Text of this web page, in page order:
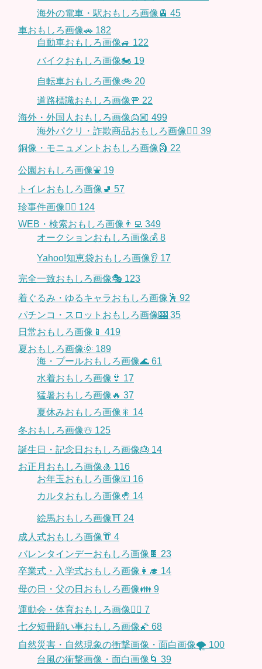
海外の電車・駅おもしろ画像🚊 45
車おもしろ画像🚗 182
自動車おもしろ画像🚙 122
バイクおもしろ画像🏍 19
自転車おもしろ画像🚲 20
道路標識おもしろ画像🚥 22
海外・外国人おもしろ画像👱🏼 499
海外パクリ・詐欺商品おもしろ画像🙅‍♀️ 39
銅像・モニュメントおもしろ画像🗿 22
公園おもしろ画像⛲️ 19
トイレおもしろ画像🚽 57
珍事件画像👮‍♂️ 124
WEB・検索おもしろ画像👨‍💻 349
オークションおもしろ画像💰 8
Yahoo!知恵袋おもしろ画像👂 17
完全一致おもしろ画像🎭 123
着ぐるみ・ゆるキャラおもしろ画像🕺 92
パチンコ・スロットおもしろ画像🎰 35
日常おもしろ画像📱 419
夏おもしろ画像🌞 189
海・プールおもしろ画像🌊 61
水着おもしろ画像👙 17
猛暑おもしろ画像🔥 37
夏休みおもしろ画像🎇 14
冬おもしろ画像☃️ 125
誕生日・記念日おもしろ画像🎂 14
お正月おもしろ画像🎍 116
お年玉おもしろ画像💴 16
カルタおもしろ画像🤚 14
絵馬おもしろ画像⛩ 24
成人式おもしろ画像👘 4
バレンタインデーおもしろ画像🍫 23
卒業式・入学式おもしろ画像👩‍🎓 14
母の日・父の日おもしろ画像👪 9
運動会・体育おもしろ画像🤸‍♂️ 7
七夕短冊願い事おもしろ画像🌠 68
自然災害・自然現象の衝撃画像・面白画像🌪 100
台風の衝撃画像・面白画像🌀 39